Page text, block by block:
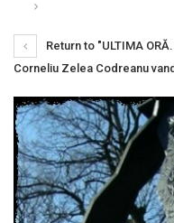
Return to "ULTIMA
Corneliu Zelea Codreanu